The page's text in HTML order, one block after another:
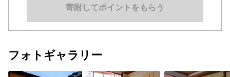
寄附してポイントをもらう
フォトギャラリー